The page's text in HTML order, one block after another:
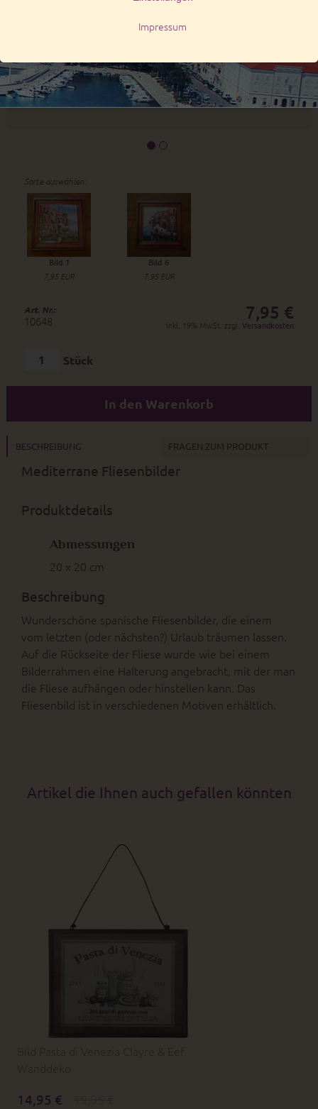
Sorte auswählen:
Bild 1
7,95 EUR
Bild 6
7,95 EUR
Art. Nr.:
10648 7,95 €
inkl. 19% MwSt. zzgl.Versandkosten
Stück
In den Warenkorb
BESCHREIBUNG FRAGEN ZUM PRODUKT
Mediterrane Fliesenbilder
Produktdetails
Abmessungen
20 x 20 cm
Beschreibung
Wunderschöne spanische Fliesenbilder, die einem
vom letzten (oder nächsten?) Urlaub träumen lassen.
Auf die Rückseite der Fliese wurde wie bei einem
Bilderrahmen eine Halterung angebracht, mit der man
die Fliese aufhängen oder hinstellen kann. Das
Fliesenbild ist in verschiedenen Motiven erhältlich.
Artikel die Ihnen auch gefallen könnten
14,95 €